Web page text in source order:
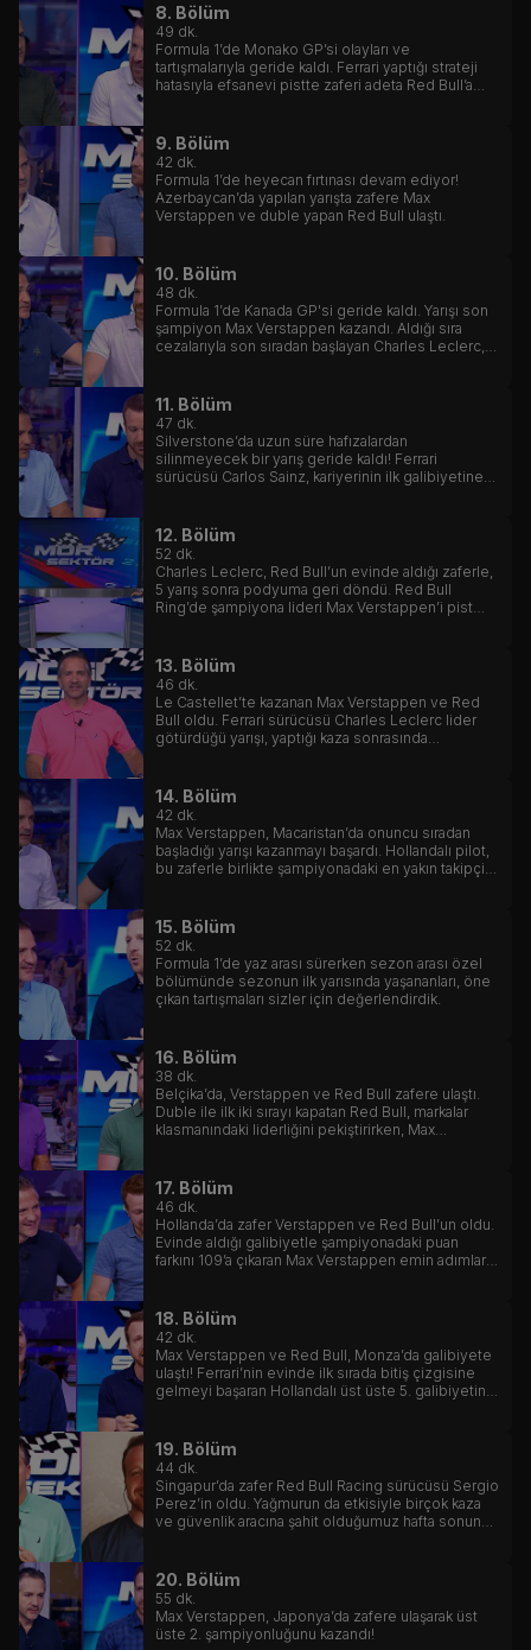
8. Bölüm
49 dk.
Formula 1’de Monako GP’si olayları ve
tartışmalarıyla geride kaldı. Ferrari yaptığı strateji
hatasıyla efsanevi pistte zaferi adeta Red Bull’a
9. Bölüm
42 dk.
Formula 1’de heyecan fırtınası devam ediyor!
Azerbaycan’da yapılan yarışta zafere Max
Verstappen ve duble yapan Red Bull ulaştı.
10. Bölüm
48 dk.
Formula 1’de Kanada GP'si geride kaldı. Yarışı son
şampiyon Max Verstappen kazandı. Aldığı sıra
cezalarıyla son sıradan başlayan Charles Leclerc,
11. Bölüm
47 dk.
Silverstone’da uzun süre hafızalardan
silinmeyecek bir yarış geride kaldı! Ferrari
sürücüsü Carlos Sainz, kariyerinin ilk galibiyetine
krizi damga vurdu.
12. Bölüm
52 dk.
Charles Leclerc, Red Bull’un evinde aldığı zaferle,
5 yarış sonra podyuma geri döndü. Red Bull
Ring’de şampiyona lideri Max Verstappen’i pist
13. Bölüm
46 dk.
Le Castellet’te kazanan Max Verstappen ve Red
Bull oldu. Ferrari sürücüsü Charles Leclerc lider
götürdüğü yarışı, yaptığı kaza sonrasında
14. Bölüm
42 dk.
Max Verstappen, Macaristan’da onuncu sıradan
başladığı yarışı kazanmayı başardı. Hollandalı pilot,
bu zaferle birlikte şampiyonadaki en yakın takipçisi
15. Bölüm
52 dk.
Formula 1’de yaz arası sürerken sezon arası özel
bölümünde sezonun ilk yarısında yaşananları, öne
çıkan tartışmaları sizler için değerlendirdik.
16. Bölüm
38 dk.
Belçika’da, Verstappen ve Red Bull zafere ulaştı.
Duble ile ilk iki sırayı kapatan Red Bull, markalar
klasmanındaki liderliğini pekiştirirken, Max
17. Bölüm
46 dk.
Hollanda’da zafer Verstappen ve Red Bull’un oldu.
Evinde aldığı galibiyetle şampiyonadaki puan
farkını 109’a çıkaran Max Verstappen emin adımlarla
18. Bölüm
42 dk.
Max Verstappen ve Red Bull, Monza’da galibiyete
ulaştı! Ferrari’nin evinde ilk sırada bitiş çizgisine
gelmeyi başaran Hollandalı üst üste 5. galibiyetini
19. Bölüm
44 dk.
Singapur’da zafer Red Bull Racing sürücüsü Sergio
Perez’in oldu. Yağmurun da etkisiyle birçok kaza
ve güvenlik aracına şahit olduğumuz hafta sonunda
20. Bölüm
55 dk.
Max Verstappen, Japonya’da zafere ulaşarak üst
üste 2. şampiyonluğunu kazandı!